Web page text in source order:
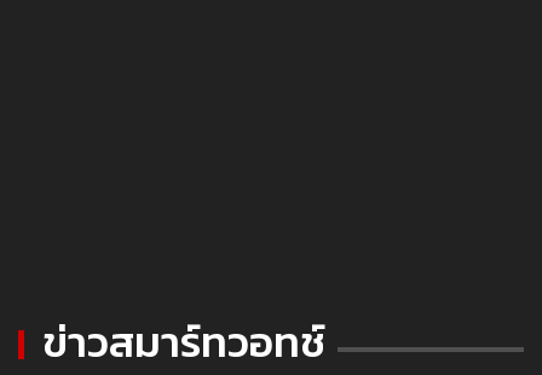
ข่าวสมาร์ทวอทช์